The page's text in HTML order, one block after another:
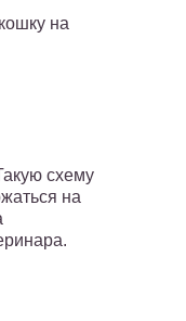
на
схему
на